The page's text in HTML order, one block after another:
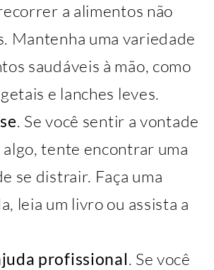
a alimentos não
Mantenha uma variedade
saudáveis à mão, como
e lanches leves.
. Se você sentir a vontade
tente encontrar uma
se distrair. Faça uma
leia um livro ou assista a
profissional. Se você